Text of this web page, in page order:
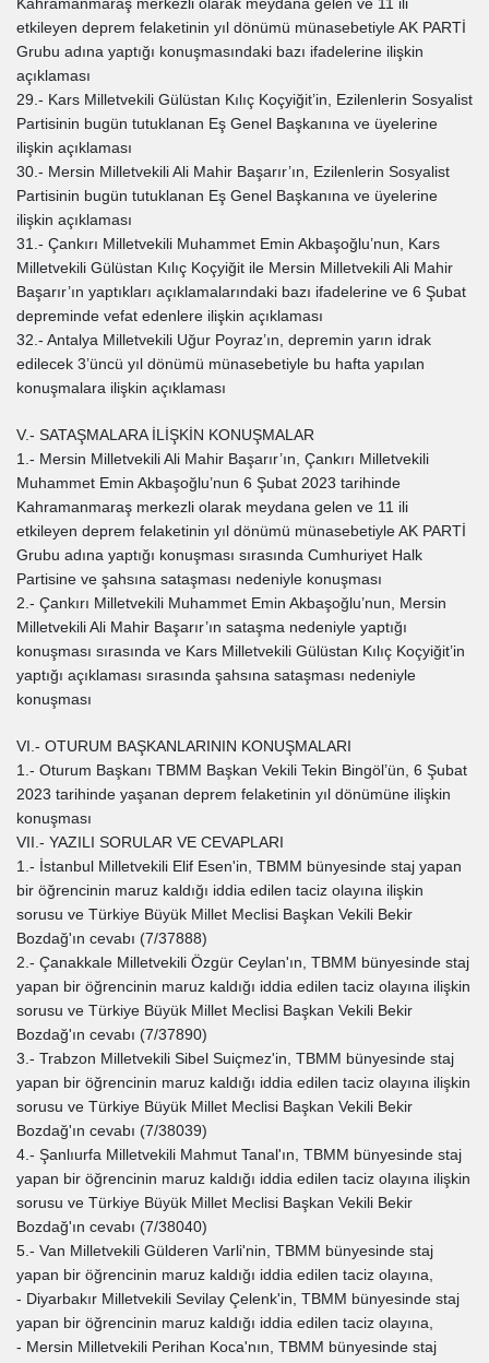
Kahramanmaraş merkezli olarak meydana gelen ve 11 ili
etkileyen deprem felaketinin yıl dönümü münasebetiyle AK PARTİ
Grubu adına yaptığı konuşmasındaki bazı ifadelerine ilişkin
açıklaması
29.- Kars Milletvekili Gülüstan Kılıç Koçyiğit’in, Ezilenlerin Sosyalist
Partisinin bugün tutuklanan Eş Genel Başkanına ve üyelerine
ilişkin açıklaması
30.- Mersin Milletvekili Ali Mahir Başarır’ın, Ezilenlerin Sosyalist
Partisinin bugün tutuklanan Eş Genel Başkanına ve üyelerine
ilişkin açıklaması
31.- Çankırı Milletvekili Muhammet Emin Akbaşoğlu’nun, Kars
Milletvekili Gülüstan Kılıç Koçyiğit ile Mersin Milletvekili Ali Mahir
Başarır’ın yaptıkları açıklamalarındaki bazı ifadelerine ve 6 Şubat
depreminde vefat edenlere ilişkin açıklaması
32.- Antalya Milletvekili Uğur Poyraz’ın, depremin yarın idrak
edilecek 3’üncü yıl dönümü münasebetiyle bu hafta yapılan
konuşmalara ilişkin açıklaması
V.- SATAŞMALARA İLİŞKİN KONUŞMALAR
1.- Mersin Milletvekili Ali Mahir Başarır’ın, Çankırı Milletvekili
Muhammet Emin Akbaşoğlu’nun 6 Şubat 2023 tarihinde
Kahramanmaraş merkezli olarak meydana gelen ve 11 ili
etkileyen deprem felaketinin yıl dönümü münasebetiyle AK PARTİ
Grubu adına yaptığı konuşması sırasında Cumhuriyet Halk
Partisine ve şahsına sataşması nedeniyle konuşması
2.- Çankırı Milletvekili Muhammet Emin Akbaşoğlu’nun, Mersin
Milletvekili Ali Mahir Başarır’ın sataşma nedeniyle yaptığı
konuşması sırasında ve Kars Milletvekili Gülüstan Kılıç Koçyiğit’in
yaptığı açıklaması sırasında şahsına sataşması nedeniyle
konuşması
VI.- OTURUM BAŞKANLARININ KONUŞMALARI
1.- Oturum Başkanı TBMM Başkan Vekili Tekin Bingöl’ün, 6 Şubat
2023 tarihinde yaşanan deprem felaketinin yıl dönümüne ilişkin
konuşması
VII.- YAZILI SORULAR VE CEVAPLARI
1.- İstanbul Milletvekili Elif Esen'in, TBMM bünyesinde staj yapan
bir öğrencinin maruz kaldığı iddia edilen taciz olayına ilişkin
sorusu ve Türkiye Büyük Millet Meclisi Başkan Vekili Bekir
Bozdağ'ın cevabı (7/37888)
2.- Çanakkale Milletvekili Özgür Ceylan'ın, TBMM bünyesinde staj
yapan bir öğrencinin maruz kaldığı iddia edilen taciz olayına ilişkin
sorusu ve Türkiye Büyük Millet Meclisi Başkan Vekili Bekir
Bozdağ'ın cevabı (7/37890)
3.- Trabzon Milletvekili Sibel Suiçmez'in, TBMM bünyesinde staj
yapan bir öğrencinin maruz kaldığı iddia edilen taciz olayına ilişkin
sorusu ve Türkiye Büyük Millet Meclisi Başkan Vekili Bekir
Bozdağ'ın cevabı (7/38039)
4.- Şanlıurfa Milletvekili Mahmut Tanal'ın, TBMM bünyesinde staj
yapan bir öğrencinin maruz kaldığı iddia edilen taciz olayına ilişkin
sorusu ve Türkiye Büyük Millet Meclisi Başkan Vekili Bekir
Bozdağ'ın cevabı (7/38040)
5.- Van Milletvekili Gülderen Varli'nin, TBMM bünyesinde staj
yapan bir öğrencinin maruz kaldığı iddia edilen taciz olayına,
- Diyarbakır Milletvekili Sevilay Çelenk'in, TBMM bünyesinde staj
yapan bir öğrencinin maruz kaldığı iddia edilen taciz olayına,
- Mersin Milletvekili Perihan Koca'nın, TBMM bünyesinde staj